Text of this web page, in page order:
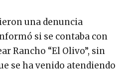
una denuncia
si se contaba con
Rancho “El Olivo”, sin
se ha venido atendiendo